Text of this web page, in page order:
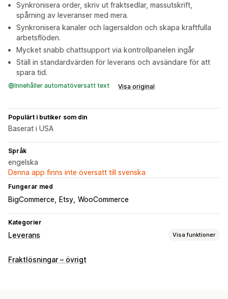
Synkronisera order, skriv ut fraktsedlar, massutskrift,
spårning av leveranser med mera.
Synkronisera kanaler och lagersaldon och skapa kraftfulla
arbetsflöden.
Mycket snabb chattsupport via kontrollpanelen ingår
Ställ in standardvärden för leverans och avsändare för att
spara tid.
Innehåller automatöversatt text Visa original
Populärt i butiker som din
Baserat i USA
Språk
engelska
Denna app finns inte översatt till svenska
Fungerar med
BigCommerce Etsy WooCommerce
Kategorier
Leverans Visa funktioner
Etiketter och förpackningsmaterial
Fraktlösningar – övrigt